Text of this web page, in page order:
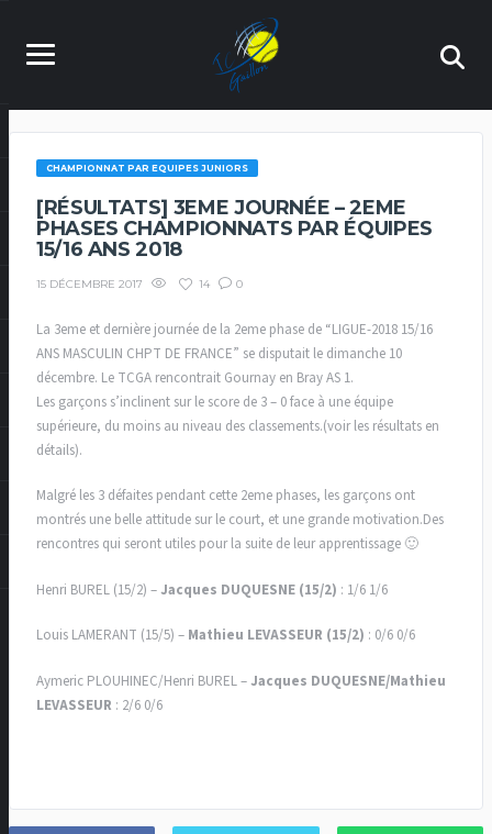
CHAMPIONNAT PAR EQUIPES JUNIORS
[RÉSULTATS] 3EME JOURNÉE – 2EME
PHASES CHAMPIONNATS PAR ÉQUIPES
15/16 ANS 2018
15 DÉCEMBRE 2017 14 0
La 3eme et dernière journée de la 2eme phase de “LIGUE-2018 15/16
ANS MASCULIN CHPT DE FRANCE” se disputait le dimanche 10
décembre. Le TCGA rencontrait Gournay en Bray AS 1.
Les garçons s’inclinent sur le score de 3 – 0 face à une équipe
supérieure, du moins au niveau des classements.(voir les résultats en
détails).
Malgré les 3 défaites pendant cette 2eme phases, les garçons ont
montrés une belle attitude sur le court, et une grande motivation.Des
rencontres qui seront utiles pour la suite de leur apprentissage 🙂
Henri BUREL (15/2) –Jacques DUQUESNE (15/2) : 1/6 1/6
Louis LAMERANT (15/5) – Mathieu LEVASSEUR (15/2) : 0/6 0/6
Aymeric PLOUHINEC/Henri BUREL –Jacques DUQUESNE/Mathieu
LEVASSEUR : 2/6 0/6